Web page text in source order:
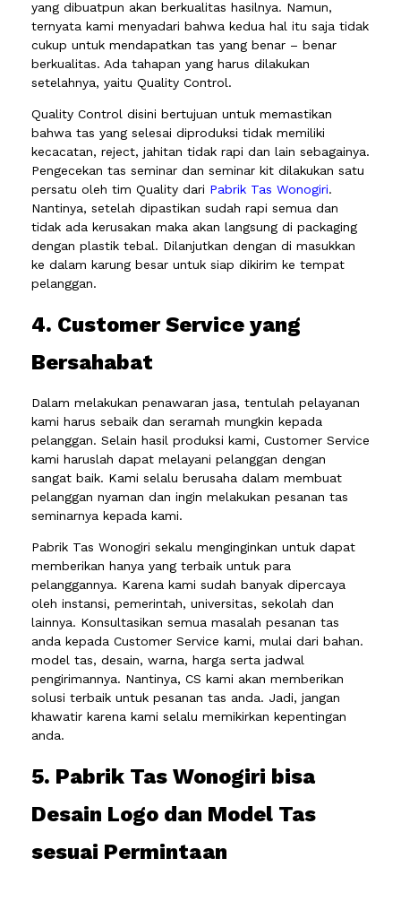
yang dibuatpun akan berkualitas hasilnya. Namun,
ternyata kami menyadari bahwa kedua hal itu saja tidak
cukup untuk mendapatkan tas yang benar – benar
berkualitas. Ada tahapan yang harus dilakukan
setelahnya, yaitu Quality Control.
Quality Control disini bertujuan untuk memastikan
bahwa tas yang selesai diproduksi tidak memiliki
kecacatan, reject, jahitan tidak rapi dan lain sebagainya.
Pengecekan tas seminar dan seminar kit dilakukan satu
persatu oleh tim Quality dari Pabrik Tas Wonogiri.
Nantinya, setelah dipastikan sudah rapi semua dan
tidak ada kerusakan maka akan langsung di packaging
dengan plastik tebal. Dilanjutkan dengan di masukkan
ke dalam karung besar untuk siap dikirim ke tempat
pelanggan.
4. Customer Service yang
Bersahabat
Dalam melakukan penawaran jasa, tentulah pelayanan
kami harus sebaik dan seramah mungkin kepada
pelanggan. Selain hasil produksi kami, Customer Service
kami haruslah dapat melayani pelanggan dengan
sangat baik. Kami selalu berusaha dalam membuat
pelanggan nyaman dan ingin melakukan pesanan tas
seminarnya kepada kami.
Pabrik Tas Wonogiri sekalu menginginkan untuk dapat
memberikan hanya yang terbaik untuk para
pelanggannya. Karena kami sudah banyak dipercaya
oleh instansi, pemerintah, universitas, sekolah dan
lainnya. Konsultasikan semua masalah pesanan tas
anda kepada Customer Service kami, mulai dari bahan.
model tas, desain, warna, harga serta jadwal
pengirimannya. Nantinya, CS kami akan memberikan
solusi terbaik untuk pesanan tas anda. Jadi, jangan
khawatir karena kami selalu memikirkan kepentingan
anda.
5. Pabrik Tas Wonogiri bisa
Desain Logo dan Model Tas
sesuai Permintaan